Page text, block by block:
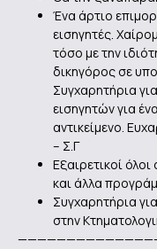
Ένα άρτιο
εισηγητές.
τόσο με την
δικηγόρος σε
Συγχαρητήρια
εισηγητών για
αντικείμενο.
– Σ.Γ
Εξαιρετικοί
και άλλα
Συγχαρητήρια
στην